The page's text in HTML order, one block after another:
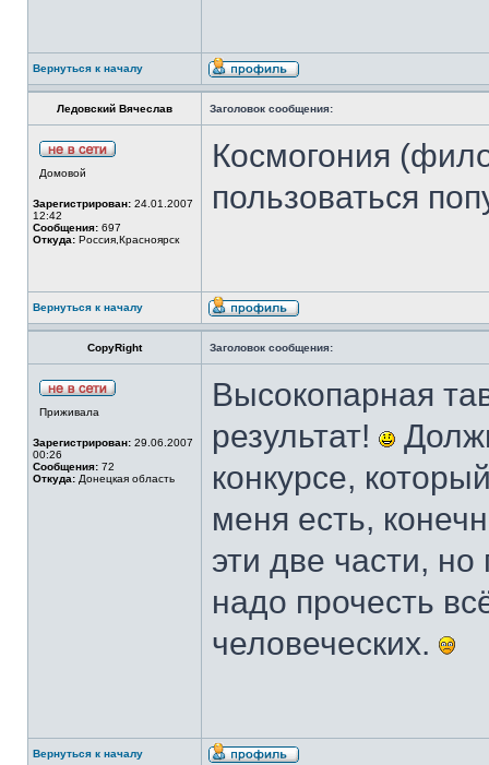
Вернуться к началу
Ледовский Вячеслав Заголовок сообщения:
Домовой
Зарегистрирован: 24.01.2007
12:42
Сообщения: 697
Откуда: Россия,Красноярск
Космогония
пользоваться
Вернуться к началу
CopyRight Заголовок сообщения:
Приживала
Зарегистрирован: 29.06.2007
00:26
Сообщения: 72
Откуда: Донецкая область
Высокопарная
результат!
конкурсе,
меня есть,
эти две части,
надо прочесть
человеческих.
Вернуться к началу